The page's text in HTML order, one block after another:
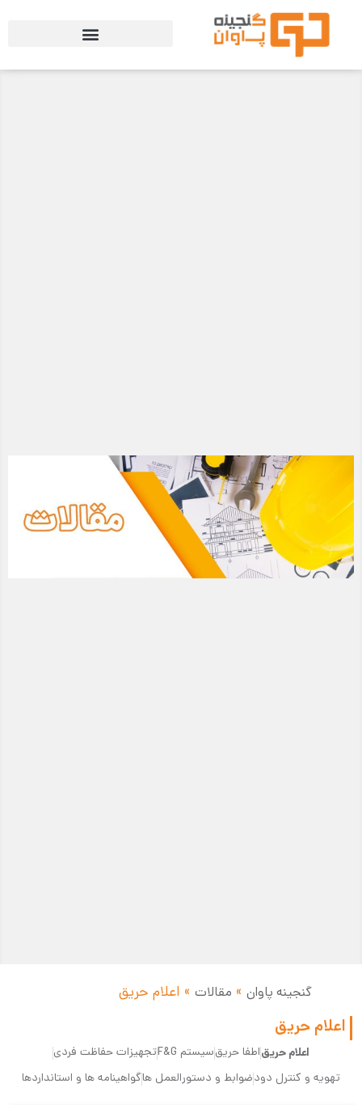
گنجینه پاوان» مقالات» اعلام حریق
اعلام حریق
اعلام حریقاطفا حریقسیستم F&G
تجهیزات حفاظت فردی
تهویه و کنترل دودضوابط و دستورالعمل هاگواهینامه ها و استانداردها